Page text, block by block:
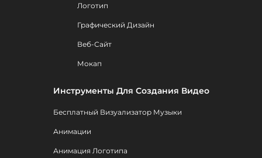
Логотип
Графический Дизайн
Веб-Сайт
Мокап
Инструменты Для Создания Видео
Бесплатный Визуализатор Музыки
Анимации
Анимация Логотипа